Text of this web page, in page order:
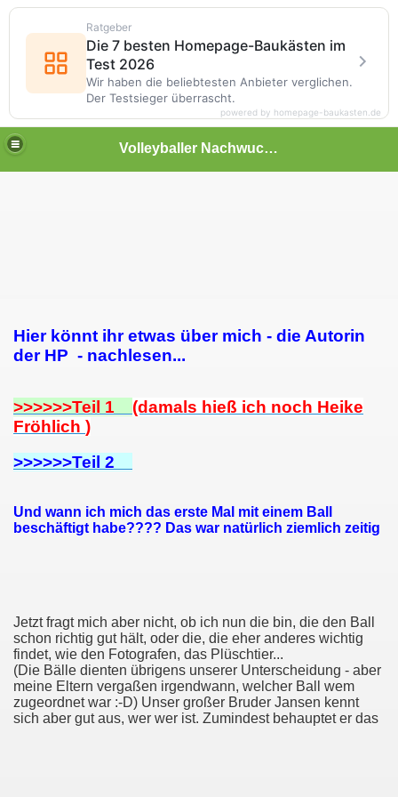
Volleyballer Nachwuchs männlich Rehnaer SV
Hier könnt ihr etwas über mich - die Autorin
der HP - nachlesen...
>>>>>>Teil 1 (damals hieß ich noch Heike
Fröhlich )
>>>>>>Teil 2
Und wann ich mich das erste Mal mit einem Ball
beschäftigt habe???? Das war natürlich ziemlich zeitig
Jetzt fragt mich aber nicht, ob ich nun die bin, die den Ball
schon richtig gut hält, oder die, die eher anderes wichtig
findet, wie den Fotografen, das Plüschtier...
(Die Bälle dienten übrigens unserer Unterscheidung - aber
meine Eltern vergaßen irgendwann, welcher Ball wem
zugeordnet war :-D) Unser großer Bruder Jansen kennt
sich aber gut aus, wer wer ist. Zumindest behauptet er das
Ratgeber
Die 7 besten Homepage-Baukästen im
Test 2026
Wir haben die beliebtesten Anbieter verglichen.
Der Testsieger überrascht.
powered by homepage-baukasten.de